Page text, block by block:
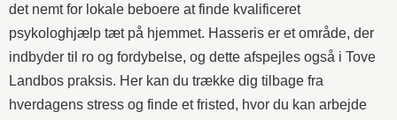
det nemt for lokale beboere at finde kvalificeret
psykologhjælp tæt på hjemmet. Hasseris er et område, der
indbyder til ro og fordybelse, og dette afspejles også i Tove
Landbos praksis. Her kan du trække dig tilbage fra
hverdagens stress og finde et fristed, hvor du kan arbejde